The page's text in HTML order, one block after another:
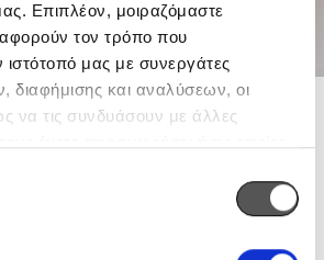
Επιπλέον, μοιραζόμαστε
τον τρόπο που
ιστότοπό μας με συνεργάτες
διαφήμισης και αναλύσεων, οι
να τις συνδυάσουν με άλλες
more projects